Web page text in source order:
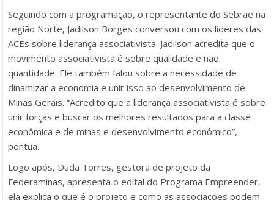
Seguindo com a programação, o representante do Sebrae na
região Norte, Jadilson Borges conversou com os líderes das
ACEs sobre liderança associativista. Jadilson acredita que o
movimento associativista é sobre qualidade e não
quantidade. Ele também falou sobre a necessidade de
dinamizar a economia e unir isso ao desenvolvimento de
Minas Gerais. “Acredito que a liderança associativista é sobre
unir forças e buscar os melhores resultados para a classe
econômica e de minas e desenvolvimento econômico”,
pontua.
Logo após, Duda Torres, gestora de projeto da
Federaminas, apresenta o edital do Programa Empreender,
ela explica o que é o projeto e como as associações podem